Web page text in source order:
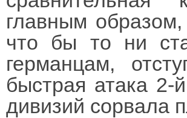
главным
что бы то ни
германцам,
быстрая атака 2-
дивизий сорвала